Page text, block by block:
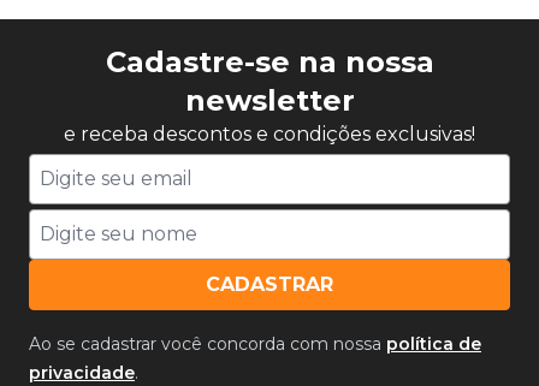
Cadastre-se na nossa
newsletter
e receba descontos e condições exclusivas!
CADASTRAR
Ao se cadastrar você concorda com nossa política de
privacidade.